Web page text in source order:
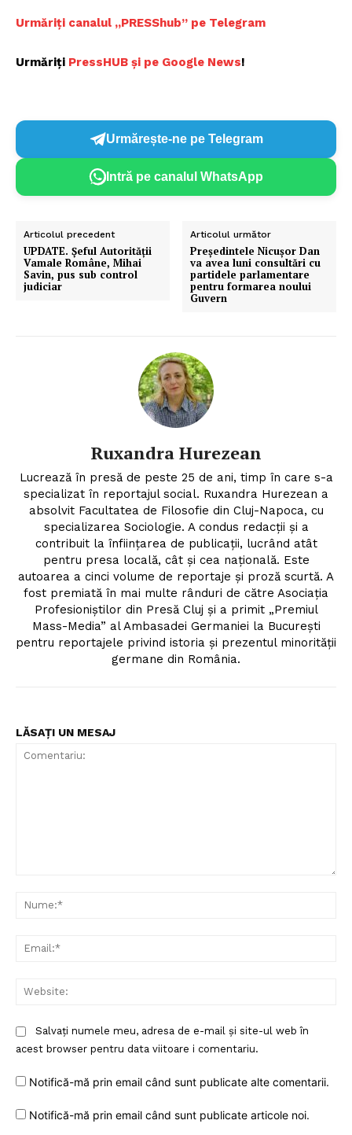
Urmăriți canalul „PRESShub” pe Telegram
Urmăriți PressHUB și pe Google News!
Urmărește-ne pe Telegram
Intră pe canalul WhatsApp
Articolul precedent
UPDATE. Șeful Autorității
Vamale Române, Mihai
Savin, pus sub control
judiciar
Articolul următor
Președintele Nicușor Dan
va avea luni consultări cu
partidele parlamentare
pentru formarea noului
Guvern
Ruxandra Hurezean
Lucrează în presă de peste 25 de ani, timp în care s-a
specializat în reportajul social. Ruxandra Hurezean a
absolvit Facultatea de Filosofie din Cluj-Napoca, cu
specializarea Sociologie. A condus redacții și a
contribuit la înființarea de publicații, lucrând atât
pentru presa locală, cât și cea națională. Este
autoarea a cinci volume de reportaje și proză scurtă. A
fost premiată în mai multe rânduri de către Asociația
Profesioniștilor din Presă Cluj și a primit „Premiul
Mass-Media” al Ambasadei Germaniei la București
pentru reportajele privind istoria și prezentul minorității
germane din România.
LĂSAȚI UN MESAJ
Salvați numele meu, adresa de e-mail și site-ul web în
acest browser pentru data viitoare i comentariu.
Notifică-mă prin email când sunt publicate alte comentarii.
Notifică-mă prin email când sunt publicate articole noi.